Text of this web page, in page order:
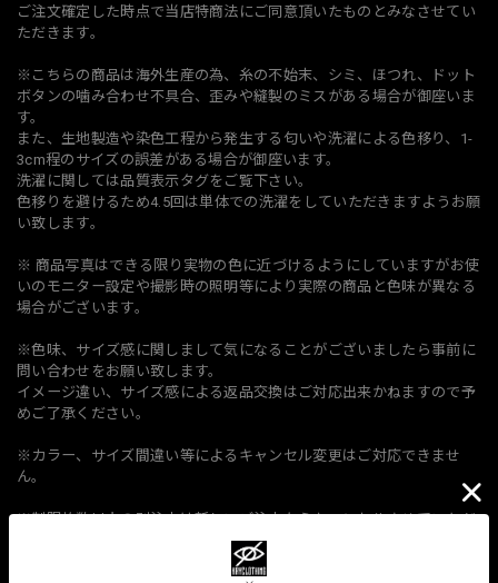
ご注文確定した時点で当店特商法にご同意頂いたものとみなさせてい
ただきます。
※こちらの商品は海外生産の為、糸の不始末、シミ、ほつれ、ドット
ボタンの噛み合わせ不具合、歪みや縫製のミスがある場合が御座いま
す。
また、生地製造や染色工程から発生する匂いや洗濯による色移り、1-
3cm程のサイズの誤差がある場合が御座います。
洗濯に関しては品質表示タグをご覧下さい。
色移りを避けるため4.5回は単体での洗濯をしていただきますようお願
い致します。
※ 商品写真はできる限り実物の色に近づけるようにしていますがお使
いのモニター設定や撮影時の照明等により実際の商品と色味が異なる
場合がございます。
※色味、サイズ感に関しまして気になることがございましたら事前に
問い合わせをお願い致します。
イメージ違い、サイズ感による返品交換はご対応出来かねますので予
めご了承ください。
※カラー、サイズ間違い等によるキャンセル変更はご対応できませ
ん。
※制限枚数以上の別注文は新しいご注文からキャンセルさせていただ
お名前が違う場合もお届け先ご住所、またはアドレスや電話番号等が